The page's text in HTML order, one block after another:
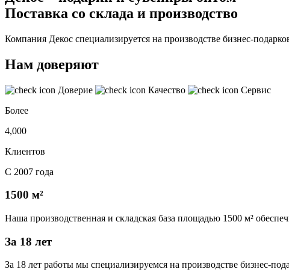
Поставка со склада и производство
Компания Декос специализируется на производстве бизнес-
Нам доверяют
Доверие Качество
Сервис
Более
4,000
Клиентов
С 2007 года
1500 м²
Наша производственная и складская база площадью 1500 м²
За 18 лет
За 18 лет работы мы специализируемся на производстве бизнес-